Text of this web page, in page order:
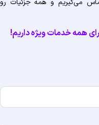
می‌گیریم و همه جزئیات رو
همه خدمات ویژه‌ داریم!